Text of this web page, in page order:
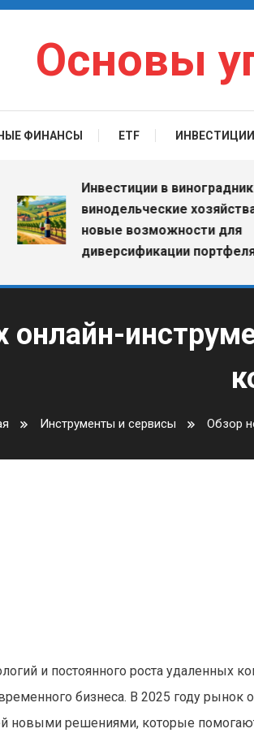
Основы
ФИНАНСЫ ETF ИНВЕСТИЦИИ
Инвестиции в виноградники и
винодельческие хозяйства:
новые возможности для
диверсификации портфеля
онлайн-
Инструменты и сервисы Обзор
и постоянного роста удаленных
бизнеса. В 2025 году рынок
новыми решениями, которые